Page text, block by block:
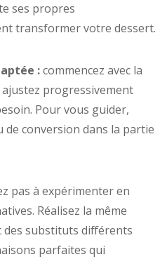
ses propres
transformer votre dessert.
:commencez avec la
progressivement
Pour vous guider,
conversion dans la partie
pas à expérimenter en
Réalisez la même
des substituts différents
parfaites qui